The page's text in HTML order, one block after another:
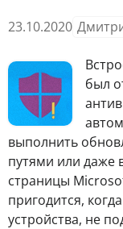
23.10.2020
был
выполнить
путями или даже
страницы
пригодится,
устройства, не